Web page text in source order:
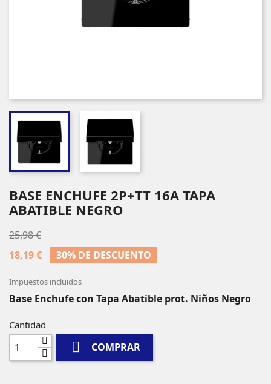
BASE ENCHUFE 2P+TT 16A TAPA
ABATIBLE NEGRO
25,98 €
18,19 €
30% DE DESCUENTO
Impuestos incluidos
Base Enchufe con Tapa Abatible prot. Niños Negro
Cantidad
 COMPRAR